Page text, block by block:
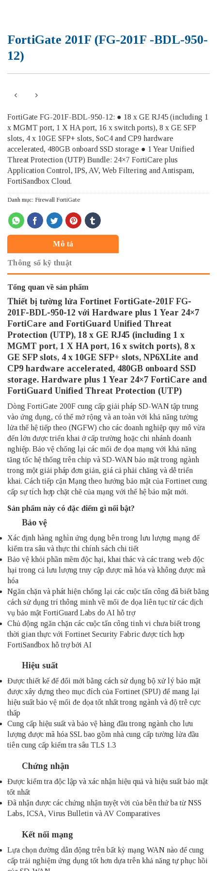
FortiGate 201F (FG-201F -BDL-950-
12)
FortiGate FG-201F-BDL-950-12: ● 18 x GE RJ45 (including 1
x MGMT port, 1 X HA port, 16 x switch ports), 8 x GE SFP
slots, 4 x 10GE SFP+ slots, SoC4 and CP9 hardware
accelerated, 480GB onboard SSD storage ● 1 Year Unified
Threat Protection (UTP) Bundle: 24×7 FortiCare plus
Application Control, IPS, AV, Web Filtering and Antispam,
FortiSandbox Cloud.
Danh mục: Firewall FortiGate
Mô tả
Thông số kỹ thuật
Tổng quan về sản phẩm
Thiết bị tường lửa Fortinet FortiGate-201F FG-
201F-BDL-950-12 với Hardware plus 1 Year 24×7
FortiCare and FortiGuard Unified Threat
Protection (UTP), 18 x GE RJ45 (including 1 x
MGMT port, 1 X HA port, 16 x switch ports), 8 x
GE SFP slots, 4 x 10GE SFP+ slots, NP6XLite and
CP9 hardware accelerated, 480GB onboard SSD
storage. Hardware plus 1 Year 24×7 FortiCare and
FortiGuard Unified Threat Protection (UTP)
Dòng FortiGate 200F cung cấp giải pháp SD-WAN tập trung
vào ứng dụng, có thể mở rộng và an toàn với khả năng tường
lửa thế hệ tiếp theo (NGFW) cho các doanh nghiệp quy mô vừa
đến lớn được triển khai ở cấp trường hoặc chi nhánh doanh
nghiệp. Bảo vệ chống lại các mối đe dọa mạng với khả năng
tăng tốc hệ thống trên chip và SD-WAN bảo mật trong ngành
trong một giải pháp đơn giản, giá cả phải chăng và dễ triển
khai. Cách tiếp cận Mạng theo hướng bảo mật của Fortinet cung
cấp sự tích hợp chặt chẽ của mạng với thế hệ bảo mật mới.
Sản phẩm này có đặc điểm gì nổi bật?
Bảo vệ
Xác định hàng nghìn ứng dụng bên trong lưu lượng mạng để
kiểm tra sâu và thực thi chính sách chi tiết
Bảo vệ khỏi phần mềm độc hại, khai thác và các trang web độc
hại trong cả lưu lượng truy cập được mã hóa và không được mã
hóa
Ngăn chặn và phát hiện chống lại các cuộc tấn công đã biết bằng
cách sử dụng trí thông minh về mối đe dọa liên tục từ các dịch
vụ bảo mật FortiGuard Labs do AI hỗ trợ
Chủ động ngăn chặn các cuộc tấn công tinh vi chưa biết trong
thời gian thực với Fortinet Security Fabric được tích hợp
FortiSandbox hỗ trợ bởi AI
Hiệu suất
Được thiết kế để đổi mới bằng cách sử dụng bộ xử lý bảo mật
được xây dựng theo mục đích của Fortinet (SPU) để mang lại
hiệu suất bảo vệ mối đe dọa tốt nhất trong ngành và độ trễ cực
thấp
Cung cấp hiệu suất và bảo vệ hàng đầu trong ngành cho lưu
lượng được mã hóa SSL bao gồm nhà cung cấp tường lửa đầu
tiên cung cấp kiểm tra sâu TLS 1.3
Chứng nhận
Được kiểm tra độc lập và xác nhận hiệu quả và hiệu suất bảo mật
tốt nhất
Đã nhận được các chứng nhận tuyệt vời của bên thứ ba từ NSS
Labs, ICSA, Virus Bulletin và AV Comparatives
Kết nối mạng
Lựa chọn đường dẫn động trên bất kỳ mạng WAN nào để cung
cấp trải nghiệm ứng dụng tốt hơn dựa trên khả năng tự phục hồi